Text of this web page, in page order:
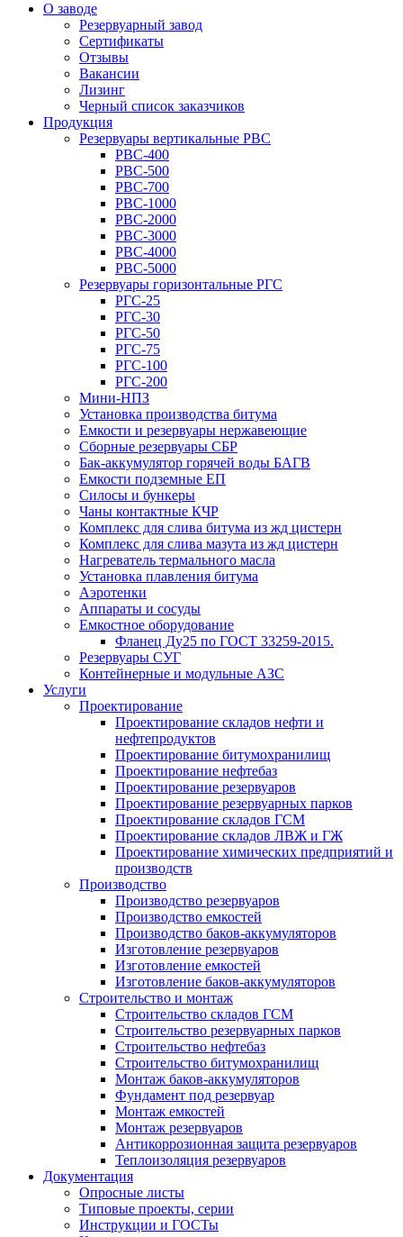
О заводе
Резервуарный завод
Сертификаты
Отзывы
Вакансии
Лизинг
Черный список заказчиков
Продукция
Резервуары вертикальные РВС
РВС-400
РВС-500
РВС-700
РВС-1000
РВС-2000
РВС-3000
РВС-4000
РВС-5000
Резервуары горизонтальные РГС
РГС-25
РГС-30
РГС-50
РГС-75
РГС-100
РГС-200
Мини-НПЗ
Установка производства битума
Емкости и резервуары нержавеющие
Сборные резервуары СБР
Бак-аккумулятор горячей воды БАГВ
Емкости подземные ЕП
Силосы и бункеры
Чаны контактные КЧР
Комплекс для слива битума из жд цистерн
Комплекс для слива мазута из жд цистерн
Нагреватель термального масла
Установка плавления битума
Аэротенки
Аппараты и сосуды
Емкостное оборудование
Фланец Ду25 по ГОСТ 33259-2015.
Резервуары СУГ
Контейнерные и модульные АЗС
Услуги
Проектирование
Проектирование складов нефти и
нефтепродуктов
Проектирование битумохранилищ
Проектирование нефтебаз
Проектирование резервуаров
Проектирование резервуарных парков
Проектирование складов ГСМ
Проектирование складов ЛВЖ и ГЖ
Проектирование химических предприятий и
производств
Производство
Производство резервуаров
Производство емкостей
Производство баков-аккумуляторов
Изготовление резервуаров
Изготовление емкостей
Изготовление баков-аккумуляторов
Строительство и монтаж
Строительство складов ГСМ
Строительство резервуарных парков
Строительство нефтебаз
Строительство битумохранилищ
Монтаж баков-аккумуляторов
Фундамент под резервуар
Монтаж емкостей
Монтаж резервуаров
Антикоррозионная защита резервуаров
Теплоизоляция резервуаров
Документация
Опросные листы
Типовые проекты, серии
Инструкции и ГОСТы